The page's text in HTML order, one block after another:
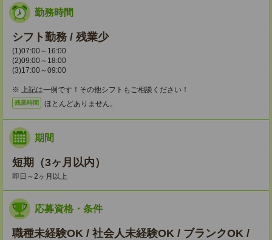
勤務時間
シフト勤務 / 残業少
(1)07:00～16:00
(2)09:00～18:00
(3)17:00～09:00
※ 上記は一例です！その他シフトもご相談ください！
残業時間 ほとんどありません。
期間
短期（3ヶ月以内）
即日～2ヶ月以上
応募資格・条件
職種未経験OK / 社会人未経験OK / ブランクOK /